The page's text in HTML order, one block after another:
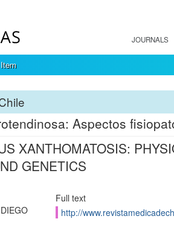
JOURNALS
Aspectos
XANTHOMATOSIS:
GENETICS
Full text
http://